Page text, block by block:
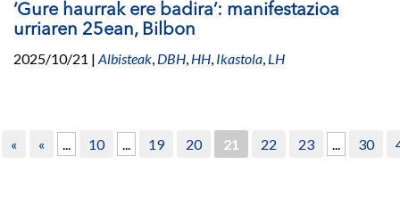
‘Gure haurrak ere badira’: manifestazioa
urriaren 25ean, Bilbon
2025/10/21 | Albisteak, DBH, HH, Ikastola, LH
« « ... 10 ... 19 20 21 22 23 ... 30